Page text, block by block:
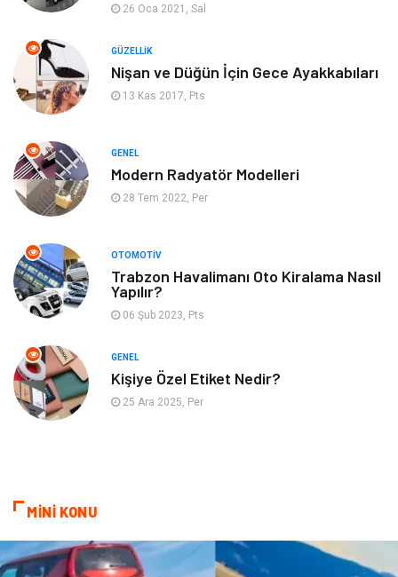
Moda
Emlak Spor
Genel Kültür Tatil
İnternet
Gayrimenkul
Astroloji
Ev İşleri
Sigorta
26 Oca 2021, Sal
GÜZELLIK
Nişan ve Düğün İçin Gece Ayakkabıları
13 Kas 2017, Pts
GENEL
Modern Radyatör Modelleri
28 Tem 2022, Per
OTOMOTIV
Trabzon Havalimanı Oto Kiralama Nasıl
Yapılır?
06 Şub 2023, Pts
GENEL
Kişiye Özel Etiket Nedir?
25 Ara 2025, Per
MİNİ KONU